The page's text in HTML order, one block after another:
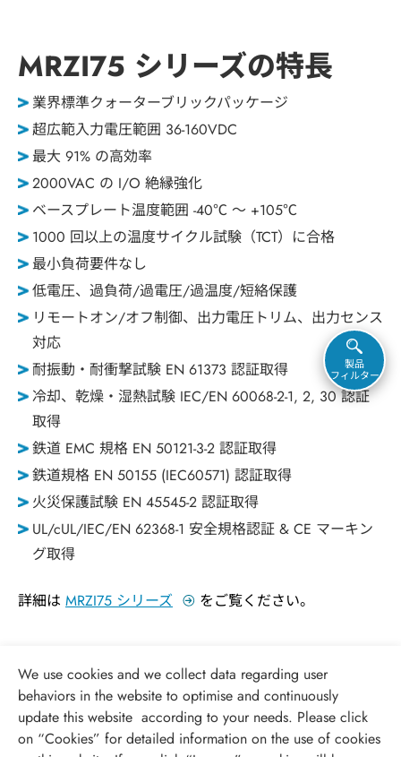
MRZI75 シリーズの特長
業界標準クォーターブリックパッケージ
超広範入力電圧範囲 36-160VDC
最大 91% の高効率
2000VAC の I/O 絶縁強化
ベースプレート温度範囲 -40℃ ～ +105℃
1000 回以上の温度サイクル試験（TCT）に合格
最小負荷要件なし
低電圧、過負荷/過電圧/過温度/短絡保護
リモートオン/オフ制御、出力電圧トリム、出力センス
対応
耐振動・耐衝撃試験 EN 61373 認証取得
冷却、乾燥・湿熱試験 IEC/EN 60068-2-1, 2, 30 認証
取得
鉄道 EMC 規格 EN 50121-3-2 認証取得
鉄道規格 EN 50155 (IEC60571) 認証取得
火災保護試験 EN 45545-2 認証取得
UL/cUL/IEC/EN 62368-1 安全規格認証 & CE マーキン
グ取得
詳細は MRZI75 シリーズ をご覧ください。
製品
フィルター
We use cookies and we collect data regarding user
behaviors in the website to optimise and continuously
update this website according to your needs. Please click
on “Cookies” for detailed information on the use of cookies